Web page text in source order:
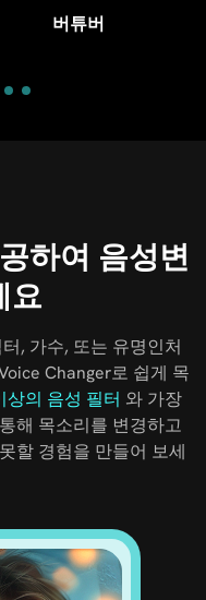
버튜버
하여 음성변
요
, 가수, 또는 유명인처
Changer로 쉽게 목
상의 음성 필터 와 가장
해 목소리를 변경하고
할 경험을 만들어 보세